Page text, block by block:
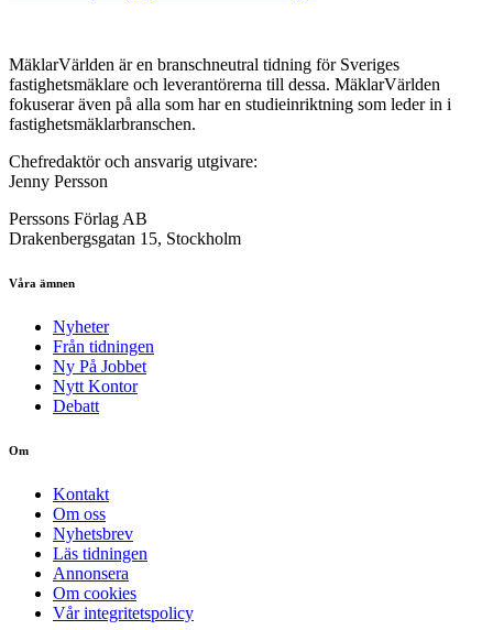
MäklarVärlden är en branschneutral tidning för Sveriges
fastighetsmäklare och leverantörerna till dessa. MäklarVärlden
fokuserar även på alla som har en studieinriktning som leder in i
fastighetsmäklarbranschen.
Chefredaktör och ansvarig utgivare:
Jenny Persson
Perssons Förlag AB
Drakenbergsgatan 15, Stockholm
Våra ämnen
Nyheter
Från tidningen
Ny På Jobbet
Nytt Kontor
Debatt
Om
Kontakt
Om oss
Nyhetsbrev
Läs tidningen
Annonsera
Om cookies
Vår integritetspolicy